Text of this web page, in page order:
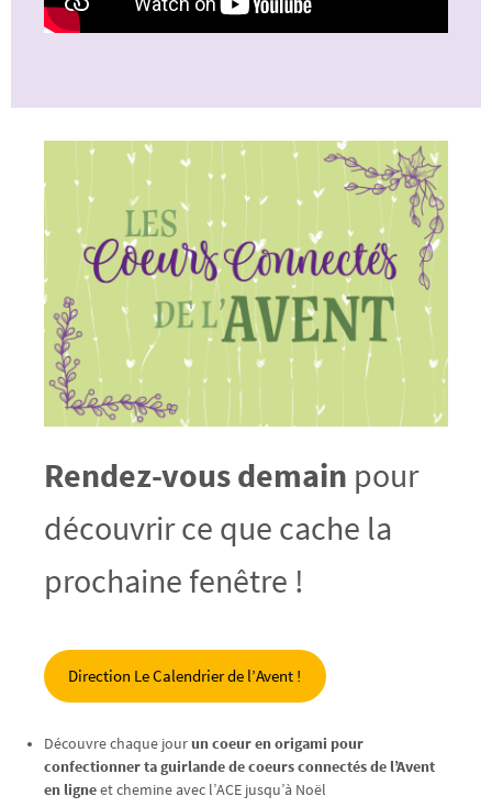
Rendez-vous demain pour
découvrir ce que cache la
prochaine fenêtre !
Direction Le Calendrier de l’Avent !
Découvre chaque jourun coeur en origami pour
confectionner ta guirlande de coeurs connectés de l’Avent
en ligneet chemine avec l’ACE jusqu’à Noël